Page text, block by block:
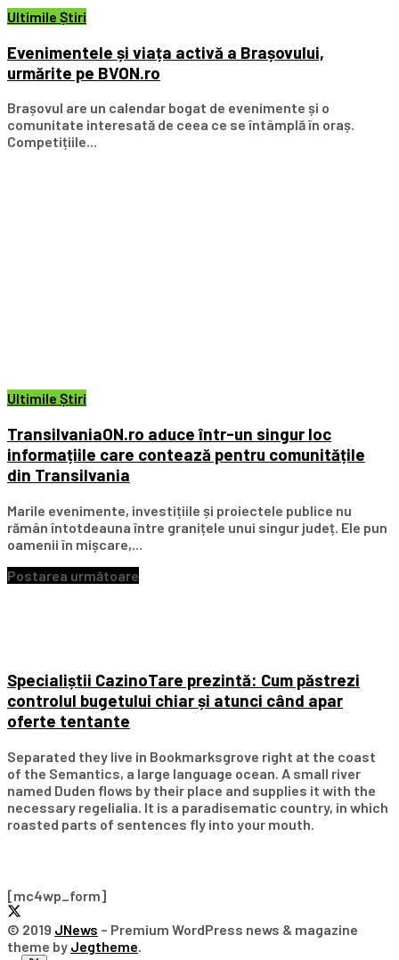
Ultimile Știri
Evenimentele și viața activă a Brașovului,
urmărite pe BVON.ro
Brașovul are un calendar bogat de evenimente și o
comunitate interesată de ceea ce se întâmplă în oraș.
Competițiile...
Ultimile Știri
TransilvaniaON.ro aduce într-un singur loc
informațiile care contează pentru comunitățile
din Transilvania
Marile evenimente, investițiile și proiectele publice nu
rămân întotdeauna între granițele unui singur județ. Ele pun
oamenii în mișcare,...
Postarea următoare
Specialiștii CazinoTare prezintă: Cum păstrezi
controlul bugetului chiar și atunci când apar
oferte tentante
Separated they live in Bookmarksgrove right at the coast
of the Semantics, a large language ocean. A small river
named Duden flows by their place and supplies it with the
necessary regelialia. It is a paradisematic country, in which
roasted parts of sentences fly into your mouth.
[mc4wp_form]
© 2019 JNews – Premium WordPress news & magazine
theme by Jegtheme